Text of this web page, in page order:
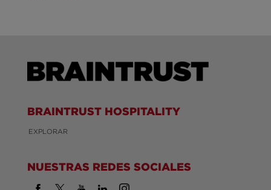
BRAINTRUST HOSPITALITY
EXPLORAR
NUESTRAS REDES SOCIALES